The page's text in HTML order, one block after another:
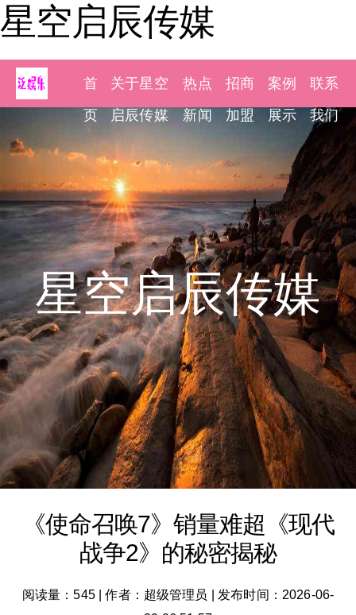
星空启辰传媒
首
页
关于星空
启辰传媒
热点
新闻
招商
加盟
案例
展示
联系
我们
星空启辰传媒
《使命召唤7》销量难超《现代
战争2》的秘密揭秘
阅读量：545|作者：超级管理员
发布时间：2026-06-